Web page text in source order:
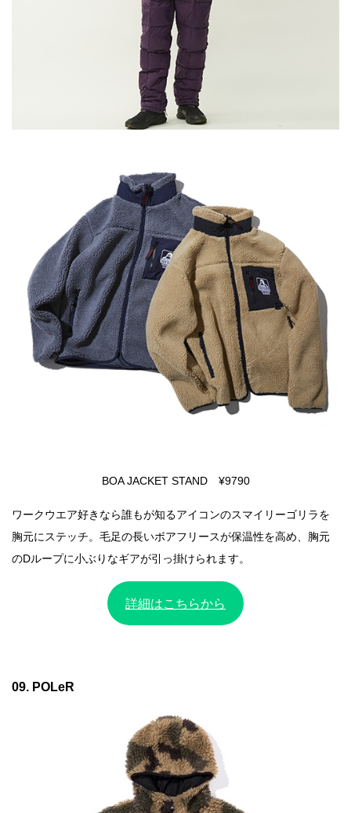
BOA JACKET STAND ¥9790
ワークウエア好きなら誰もが知るアイコンのスマイリーゴリラを
胸元にステッチ。毛足の長いボアフリースが保温性を高め、胸元
のDループに小ぶりなギアが引っ掛けられます。
詳細はこちらから
09. POLeR